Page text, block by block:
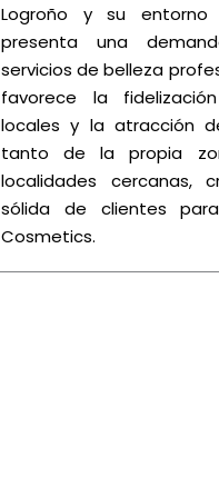
Logroño y su entorno
presenta una
servicios de belleza
favorece la
locales y la atracción
tanto de la propia
localidades cercanas,
sólida de clientes
Cosmetics.